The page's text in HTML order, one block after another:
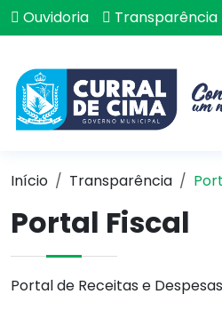
Ouvidoria Transparência
Início Transparência
Portal Fiscal
Portal de Receitas e